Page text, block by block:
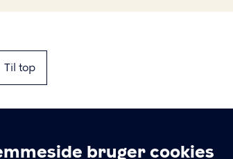
bruger cookies
Til top